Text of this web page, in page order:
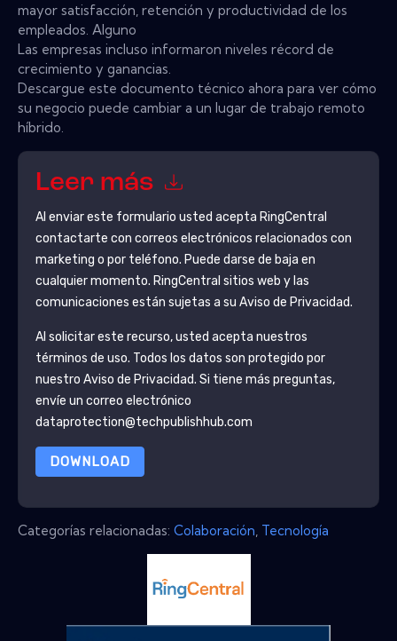
mayor satisfacción, retención y productividad de los
empleados. Alguno
Las empresas incluso informaron niveles récord de
crecimiento y ganancias.
Descargue este documento técnico ahora para ver cómo
su negocio puede cambiar a un lugar de trabajo remoto
híbrido.
Leer más
Al enviar este formulario usted acepta RingCentral
contactarte con correos electrónicos relacionados con
marketing o por teléfono. Puede darse de baja en
cualquier momento. RingCentral sitios web y las
comunicaciones están sujetas a su Aviso de Privacidad.
Al solicitar este recurso, usted acepta nuestros
términos de uso. Todos los datos son protegido por
nuestro Aviso de Privacidad. Si tiene más preguntas,
envíe un correo electrónico
dataprotection@techpublishhub.com
DOWNLOAD
Categorías relacionadas: Colaboración Tecnología